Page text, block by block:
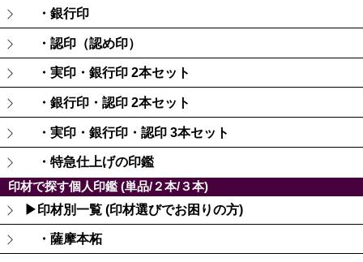
・銀行印
・認印（認め印）
・実印・銀行印 2本セット
・銀行印・認印 2本セット
・実印・銀行印・認印 3本セット
・特急仕上げの印鑑
印材で探す個人印鑑 (単品/２本/３本)
▶印材別一覧 (印材選びでお困りの方)
・薩摩本柘